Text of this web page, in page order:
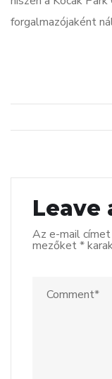
forgalmazójaként
Leave
Az e-mail
mezőket*